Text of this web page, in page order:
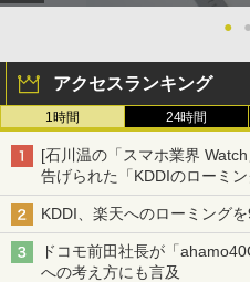
● ●
アクセスランキング
1時間 24時間
[石川温の「スマホ業界 Watch
告げられた「KDDIのローミ
穴と楽天モバイルの課題
KDDI、楽天へのローミング
ドコモ前田社長が「
への考え方にも言及